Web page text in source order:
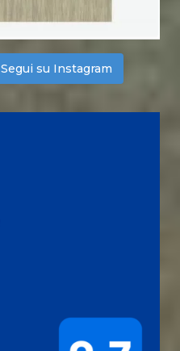
Segui su Instagram